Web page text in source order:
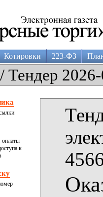
Котировки 223-ФЗ
/ Тендер
оплаты
к